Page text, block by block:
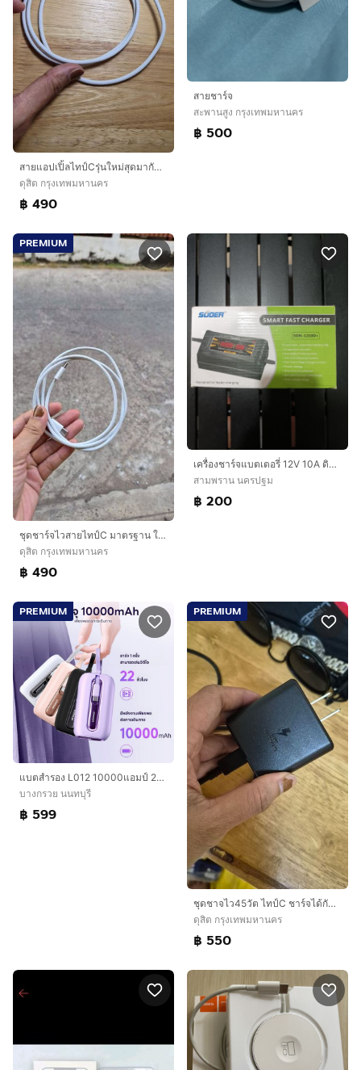
สายแอปเปิ้ลไทป์Cรุ่นใหม่สุดมากับไอโฟน17 ขายแค่490ลดจาก790
ดุสิต กรุงเทพมหานคร
฿ 490
สายชาร์จ
สะพานสูง กรุงเทพมหานคร
฿ 500
PREMIUM
ชุดชาร์จไวสายไทป์C มาตรฐาน ใช้ได้กับมือถือทุกยี่ห้อ ลดจาก990
ดุสิต กรุงเทพมหานคร
฿ 490
เครื่องชาร์จแบตเตอรี่ 12V 10A ดิจิตอล SUOER SON-1210D+ ชาร์จเต็มตัดอัตโนมัติ
สามพราน นครปฐม
฿ 200
PREMIUM
แบตสำรอง L012 10000แอมป์ 22.5w ชาร์จเร็วมีสายไทซี+ไอโฟน มี ม.อ.ก 2079-2560 พกพามินิ ร้านคละสีให้
บางกรวย นนทบุรี
฿ 599
PREMIUM
ชุดชาจไว45วัต ไทป์C ชาร์จได้กับแอนอรอยทุกยี่ห้อ มาตรฐาน
ดุสิต กรุงเทพมหานคร
฿ 550